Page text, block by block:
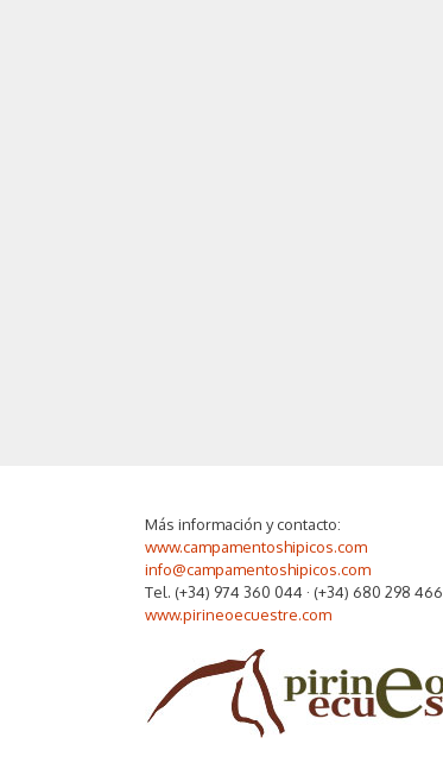
Más información y contacto:
www.campamentoshipicos.com
info@campamentoshipicos.com
Tel. (+34) 974 360 044 · (+34) 680 298 466
www.pirineoecuestre.com